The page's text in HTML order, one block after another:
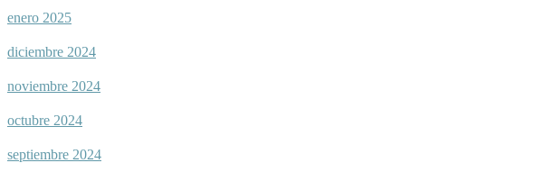
enero 2025
diciembre 2024
noviembre 2024
octubre 2024
septiembre 2024